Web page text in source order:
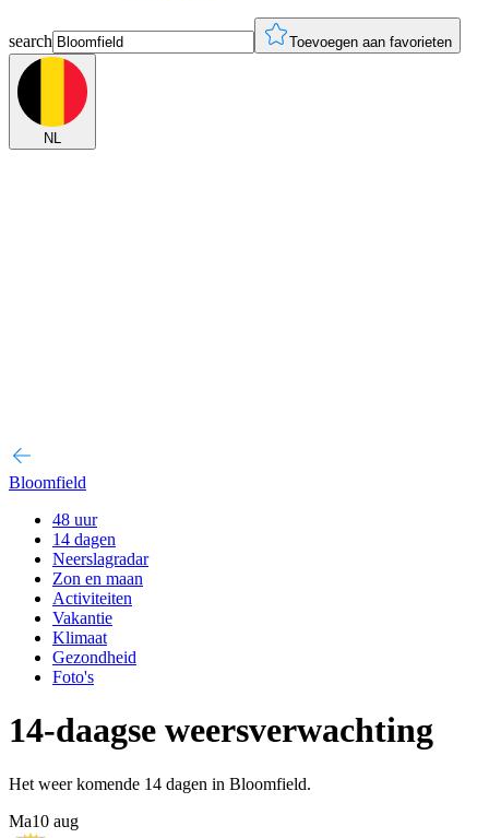
search Toevoegen aan favorieten
NL
Bloomfield
48 uur
14 dagen
Neerslagradar
Zon en maan
Activiteiten
Vakantie
Klimaat
Gezondheid
Foto's
14-daagse weersverwachting
Het weer komende 14 dagen in Bloomfield.
Ma10 aug